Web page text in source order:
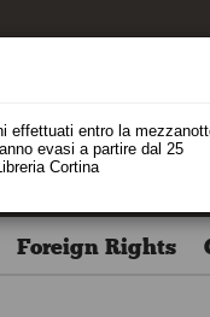
Foreign Rights
effettuati entro la
evasi a partire dal 25
Cortina